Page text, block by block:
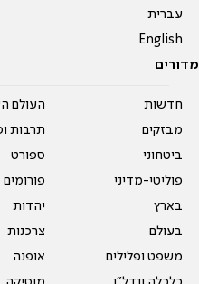
עברית
English
מדורים
חדשות
מבזקים
ביטחוני
פוליטי-מדיני
בארץ
בעולם
משפט ופלילים
העולם
תרבות
ספורט
פורומים
יהדות
צרכנות
אופנה